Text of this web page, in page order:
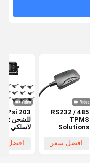
RS232 / 485
TPMS
Solutions
Interface
افضل سعر افضل